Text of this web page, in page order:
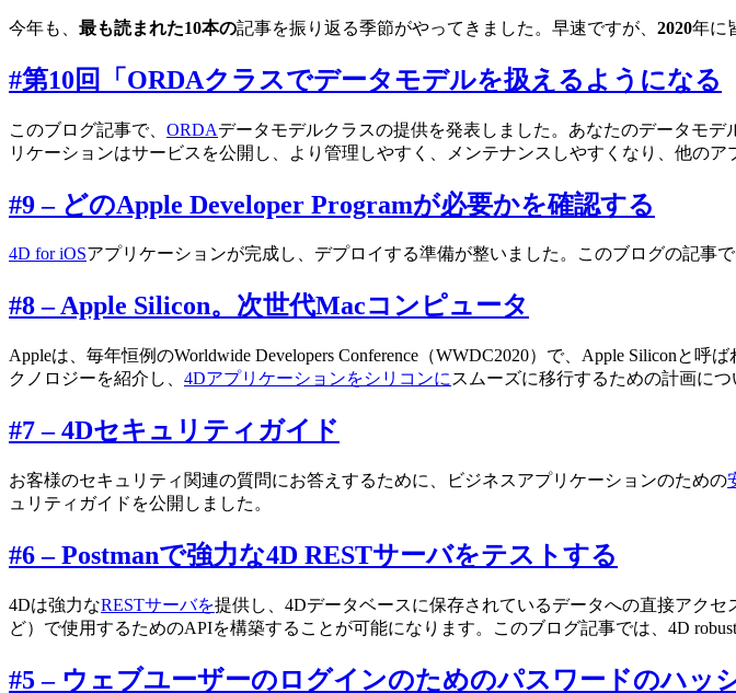
今年も、 最も読まれた10本の記事を振り返る季節がやってきました。早速ですが、 2020年に
#第10回「ORDAクラスでデータモデルを扱えるようになる
このブログ記事で、 ORDAデータモデルクラスの提供を発表しました。あなたのデータモ
リケーションはサービスを公開し、より管理しやすく、メンテナンスしやすくなり、他の
#9 – どのApple Developer Programが必要かを確認する
4D for iOSアプリケーションが完成し、デプロイする準備が整いました。このブログの記事
#8 – Apple Silicon。次世代Macコンピュータ
Appleは、毎年恒例のWorldwide Developers Conference（WWDC2020）で、Apple Siliconと
クノロジーを紹介し、 4Dアプリケーションをシリコンに スムーズに移行するための計画につ
#7 – 4Dセキュリティガイド
お客様のセキュリティ関連の質問にお答えするために、ビジネスアプリケーションのための
ュリティガイドを公開しました。
#6 – Postmanで強力な4D RESTサーバをテストする
4Dは強力なRESTサーバを提供し、4Dデータベースに保存されているデータへの直接アク
ど）で使用するためのAPIを構築することが可能になります。このブログ記事では、4D robust
#5 – ウェブユーザーのログインのためのパスワードのハッ